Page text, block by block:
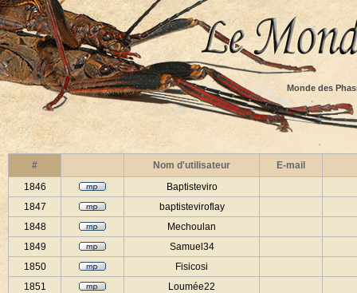
Monde des
# Nom d'utilisateur
E-mail
1846
Baptisteviro
1847
baptisteviroflay
1848
Mechoulan
1849
Samuel34
1850
Fisicosi
1851
Loumée22